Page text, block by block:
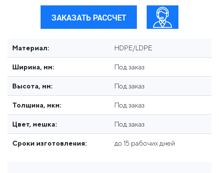
ЗАКАЗАТЬ РАССЧЕТ
Материал: HDPE/LDPE
Ширина, мм: Под заказ
Высота, мм: Под заказ
Толщина, мкм: Под заказ
Цвет, мешка: Под заказ
Сроки изготовления: до 15 рабочих дней